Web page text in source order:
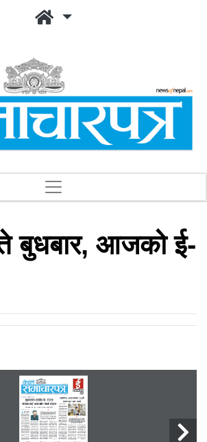
बुधबार, आजको ई-